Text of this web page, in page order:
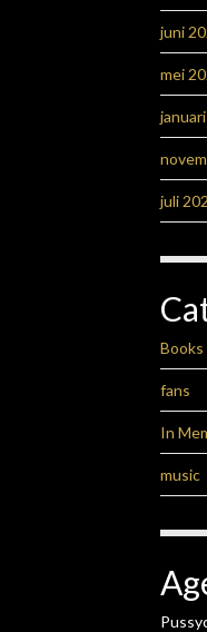
juni
mei
juli
Books
fans
In
music